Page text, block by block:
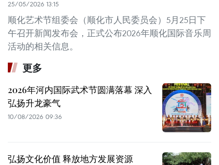
25/05/2026 13:15
顺化艺术节组委会（顺化市人民委员会）5月25日下
午召开新闻发布会，正式公布2026年顺化国际音乐周
活动的相关信息。
更多
2026年河内国际武术节圆满落幕 深入
弘扬升龙豪气
10/08/2026 09:36
弘扬文化价值 释放地方发展资源